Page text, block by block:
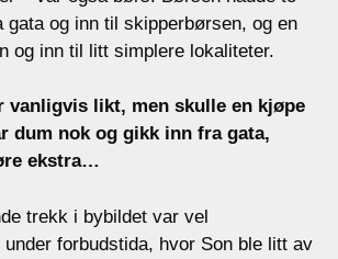
gata og inn til skipperbørsen, og en
og inn til litt simplere lokaliteter.
vanligvis likt, men skulle en kjøpe
dum nok og gikk inn fra gata,
ekstra…
trekk i bybildet var vel
forbudstida, hvor Son ble litt av